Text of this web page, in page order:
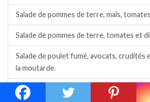
Salade de pommes de terre, maïs,
Salade de pommes de terre, tomates et
Salade de poulet fumé, avocats, crudités
la moutarde.
Salade de riz à l’avocat, maïs et épices